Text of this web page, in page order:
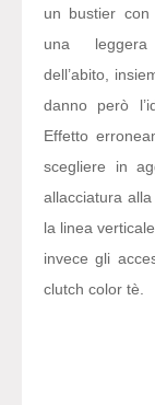
un bustier con
una leggera
dell’abito,
danno però
Effetto
scegliere in
allacciatura
la linea
invece gli
clutch color tè.